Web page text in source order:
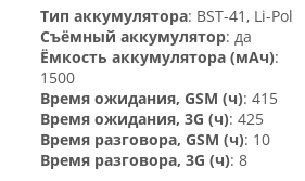
Тип аккумулятора: BST-41, Li-Pol
Съёмный аккумулятор: да
Ёмкость аккумулятора (мАч):
1500
Время ожидания, GSM (ч): 415
Время ожидания, 3G (ч): 425
Время разговора, GSM (ч): 10
Время разговора, 3G (ч): 8